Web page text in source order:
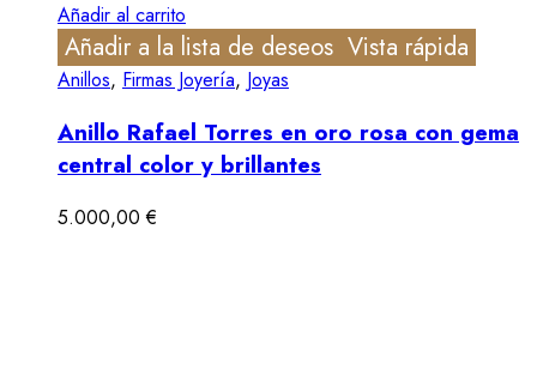
Añadir al carrito
Añadir a la lista de deseos Vista rápida
Anillos, Firmas Joyería, Joyas
Anillo Rafael Torres en oro rosa con gema
central color y brillantes
5.000,00€